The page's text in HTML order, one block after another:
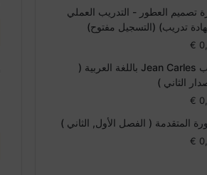
تصميم العطور - التدريب العملي
تدريب) (التسجيل مفتوح)
€
كتاب Jean Carles باللغة العربية (
الثاني )
€
المتقدمة ( الفصل الأول, الثاني )
€